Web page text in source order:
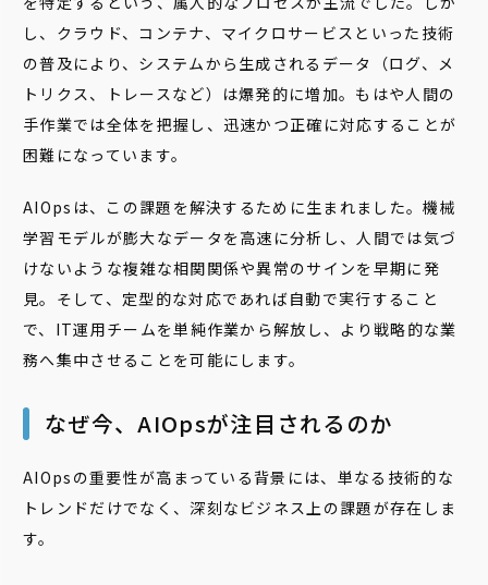
し、クラウド、コンテナ、マイクロサービスといった技術
の普及により、システムから生成されるデータ（ログ、メ
トリクス、トレースなど）は爆発的に増加。もはや人間の
手作業では全体を把握し、迅速かつ正確に対応することが
困難になっています。
AIOpsは、この課題を解決するために生まれました。機械
学習モデルが膨大なデータを高速に分析し、人間では気づ
けないような複雑な相関関係や異常のサインを早期に発
見。そして、定型的な対応であれば自動で実行すること
で、IT運用チームを単純作業から解放し、より戦略的な業
務へ集中させることを可能にします。
なぜ今、AIOpsが注目されるのか
AIOpsの重要性が高まっている背景には、単なる技術的な
トレンドだけでなく、深刻なビジネス上の課題が存在しま
す。